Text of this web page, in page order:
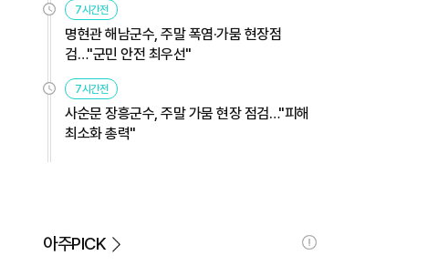
7시간전
명현관 해남군수, 주말 폭염·가뭄 현장점
검…"군민 안전 최우선"
7시간전
사순문 장흥군수, 주말 가뭄 현장 점검…"피해
최소화 총력"
아주PICK